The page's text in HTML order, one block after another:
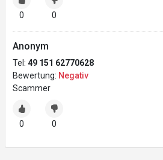
0 0
Anonym
Tel: 49 151 62770628
Bewertung: Negativ
Scammer
0 0